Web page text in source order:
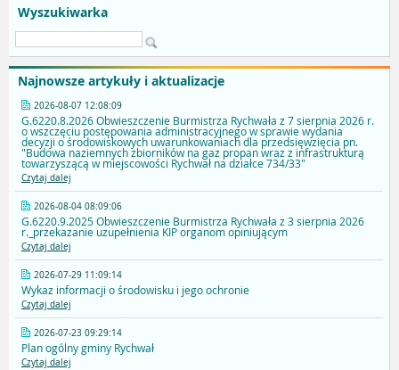
Wyszukiwarka
Najnowsze artykuły i aktualizacje
2026-08-07 12:08:09
G.6220.8.2026 Obwieszczenie Burmistrza Rychwała z 7 sierpnia 2026 r.
o wszczęciu postępowania administracyjnego w sprawie wydania
decyzji o środowiskowych uwarunkowaniach dla przedsięwzięcia pn.
"Budowa naziemnych zbiorników na gaz propan wraz z infrastrukturą
towarzyszącą w miejscowości Rychwał na działce 734/33"
Czytaj dalej
2026-08-04 08:09:06
G.6220.9.2025 Obwieszczenie Burmistrza Rychwała z 3 sierpnia 2026
r._przekazanie uzupełnienia KIP organom opiniującym
Czytaj dalej
2026-07-29 11:09:14
Wykaz informacji o środowisku i jego ochronie
Czytaj dalej
2026-07-23 09:29:14
Plan ogólny gminy Rychwał
Czytaj dalej